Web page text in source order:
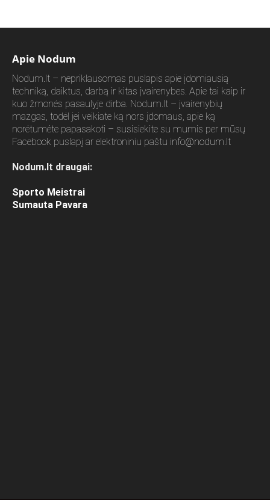
Apie Nodum
Nodum.lt – nepriklausomas puslapis apie įdomiausią
techniką, daiktus, darbą ir kitas įvairenybes. Apie tai kaip ir
kuo žmonės pasaulyje dirba. Nodum.lt – įvairenybių
mazgas, todėl jei veikiate ką nors įdomaus, apie ką
norėtumėte papasakoti – susisiekite su mumis per mūsų
Facebook puslapį ar elektroniniu paštu info@nodum.lt
Nodum.lt draugai:
Sporto Meistrai
Sumauta Pavara